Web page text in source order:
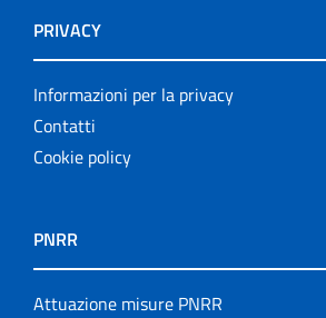
PRIVACY
Informazioni per la privacy
Contatti
Cookie policy
PNRR
Attuazione misure PNRR